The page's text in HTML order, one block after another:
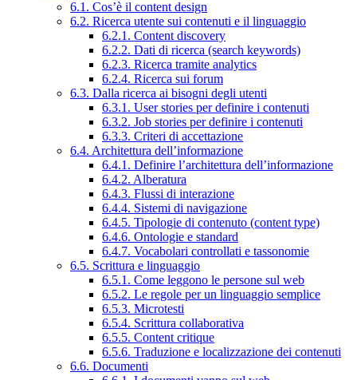
6.1. Cos’è il content design
6.2. Ricerca utente sui contenuti e il linguaggio
6.2.1. Content discovery
6.2.2. Dati di ricerca (search keywords)
6.2.3. Ricerca tramite analytics
6.2.4. Ricerca sui forum
6.3. Dalla ricerca ai bisogni degli utenti
6.3.1. User stories per definire i contenuti
6.3.2. Job stories per definire i contenuti
6.3.3. Criteri di accettazione
6.4. Architettura dell’informazione
6.4.1. Definire l’architettura dell’informazione
6.4.2. Alberatura
6.4.3. Flussi di interazione
6.4.4. Sistemi di navigazione
6.4.5. Tipologie di contenuto (content type)
6.4.6. Ontologie e standard
6.4.7. Vocabolari controllati e tassonomie
6.5. Scrittura e linguaggio
6.5.1. Come leggono le persone sul web
6.5.2. Le regole per un linguaggio semplice
6.5.3. Microtesti
6.5.4. Scrittura collaborativa
6.5.5. Content critique
6.5.6. Traduzione e localizzazione dei contenuti
6.6. Documenti